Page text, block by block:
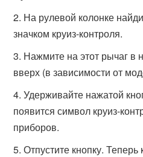
На рулевой колонке
значком круиз-контроля.
Нажмите на этот рычаг в
вверх (в зависимости от
Удерживайте нажатой
появится символ круиз-
приборов.
Отпустите кнопку. Теперь